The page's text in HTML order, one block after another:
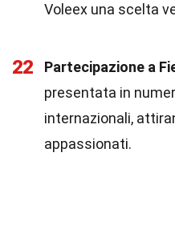
Voleex una scelta
22 Partecipazione a
presentata in
internazionali,
appassionati.